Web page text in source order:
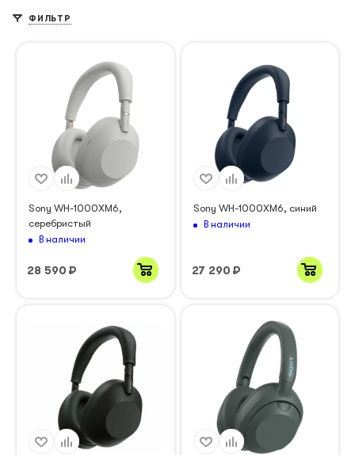
ФИЛЬТР
Sony WH-1000XM6,
серебристый
В наличии
28 590 ₽
Sony WH-1000XM6, синий
В наличии
27 290 ₽